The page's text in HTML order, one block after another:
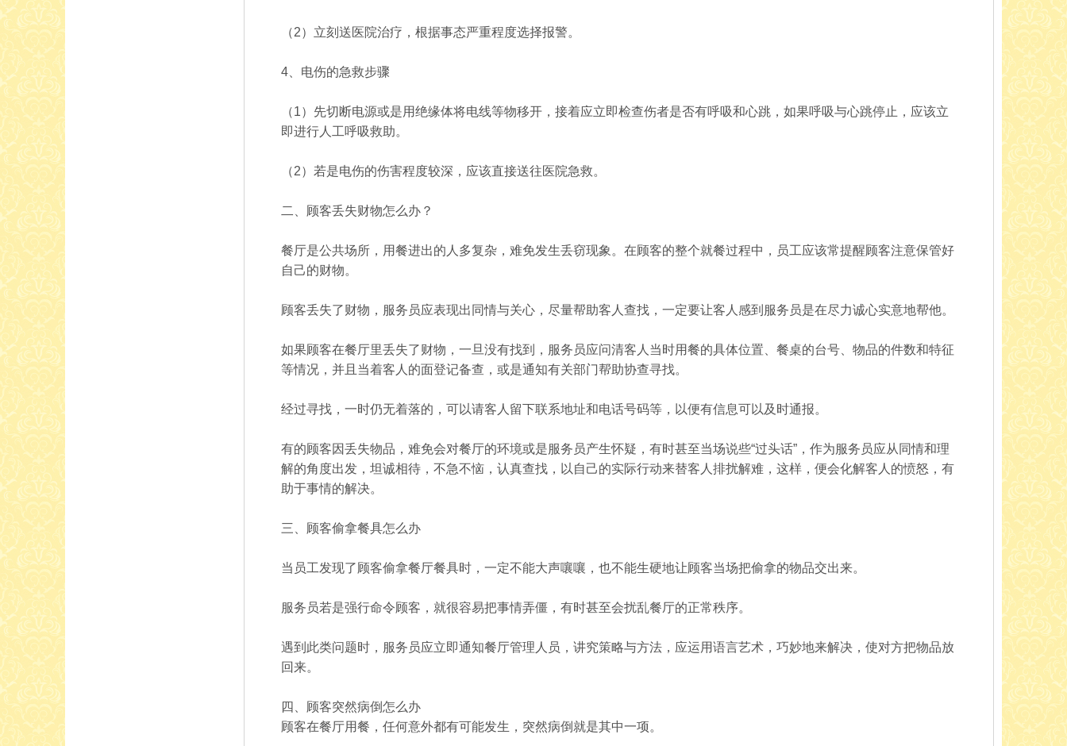
（2）立刻送医院治疗，根据事态严重程度选择报警。
4、电伤的急救步骤
（1）先切断电源或是用绝缘体将电线等物移开，接着应立即检查伤者是否有呼吸和心跳，如果呼吸与心跳停止，应该立
即进行人工呼吸救助。
（2）若是电伤的伤害程度较深，应该直接送往医院急救。
二、顾客丢失财物怎么办？
餐厅是公共场所，用餐进出的人多复杂，难免发生丢窃现象。在顾客的整个就餐过程中，员工应该常提醒顾客注意保管好
自己的财物。
顾客丢失了财物，服务员应表现出同情与关心，尽量帮助客人查找，一定要让客人感到服务员是在尽力诚心实意地帮他。
如果顾客在餐厅里丢失了财物，一旦没有找到，服务员应问清客人当时用餐的具体位置、餐桌的台号、物品的件数和特征
等情况，并且当着客人的面登记备查，或是通知有关部门帮助协查寻找。
经过寻找，一时仍无着落的，可以请客人留下联系地址和电话号码等，以便有信息可以及时通报。
有的顾客因丢失物品，难免会对餐厅的环境或是服务员产生怀疑，有时甚至当场说些“过头话”，作为服务员应从同情和理
解的角度出发，坦诚相待，不急不恼，认真查找，以自己的实际行动来替客人排扰解难，这样，便会化解客人的愤怒，有
助于事情的解决。
三、顾客偷拿餐具怎么办
当员工发现了顾客偷拿餐厅餐具时，一定不能大声嚷嚷，也不能生硬地让顾客当场把偷拿的物品交出来。
服务员若是强行命令顾客，就很容易把事情弄僵，有时甚至会扰乱餐厅的正常秩序。
遇到此类问题时，服务员应立即通知餐厅管理人员，讲究策略与方法，应运用语言艺术，巧妙地来解决，使对方把物品放
回来。
四、顾客突然病倒怎么办
顾客在餐厅用餐，任何意外都有可能发生，突然病倒就是其中一项。